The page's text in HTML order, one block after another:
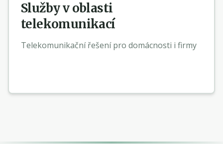
Služby v oblasti
telekomunikací
Telekomunikační řešení pro domácnosti i firmy